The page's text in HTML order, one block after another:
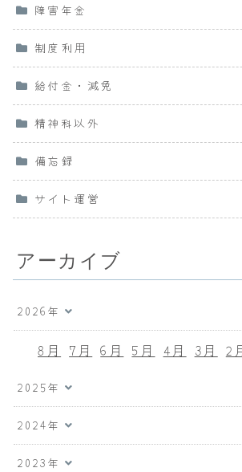
障害年金
制度利用
給付金・減免
精神科以外
備忘録
サイト運営
アーカイブ
2026年
8月 7月 6月 5月 4月 3月 2
2025年
2024年
2023年